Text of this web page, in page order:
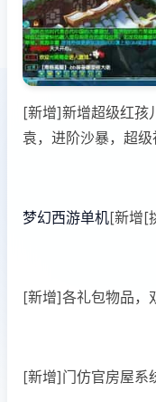
[新增]新增超级红孩
袁，进阶沙暴，超级
梦幻西游单机[新增[
[新增]各礼包物品，
[新增]门仿官房屋系